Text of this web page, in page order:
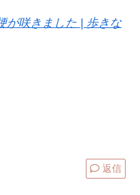
咲きました | 歩きな
返信